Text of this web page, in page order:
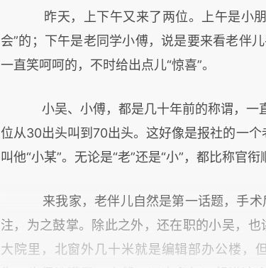
昨天，上下午又来了两位。上午是小朋
会”的；下午是老同学小傅，说是要来看老伴
一直笑呵呵的，不时给出点儿“惊喜”。
小吴、小傅，都是几十年前的称谓，一
位从30出头叫到70出头。这好像是报社的一
叫他“小某”。无论是“老”还是“小”，都比称官衔
来我家，老伴儿自然是第一话题，手术
注，为之鼓掌。除此之外，还在职的小吴，
大院里，北窗外几十米就是编辑部办公楼，